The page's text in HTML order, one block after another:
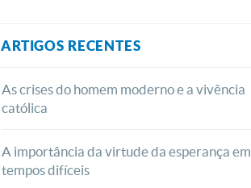
ARTIGOS RECENTES
As crises do homem moderno e a vivência
católica
A importância da virtude da esperança em
tempos difíceis